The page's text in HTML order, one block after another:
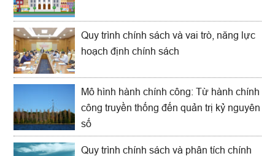
Quy trình chính sách và vai trò, năng lực
hoạch định chính sách
Mô hình hành chính công: Từ hành chính
công truyền thống đến quản trị kỷ nguyên
số
Quy trình chính sách và phân tích chính